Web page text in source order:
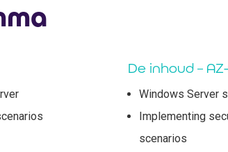
De inhoud – AZ-
Windows Server
Implementing
scenarios